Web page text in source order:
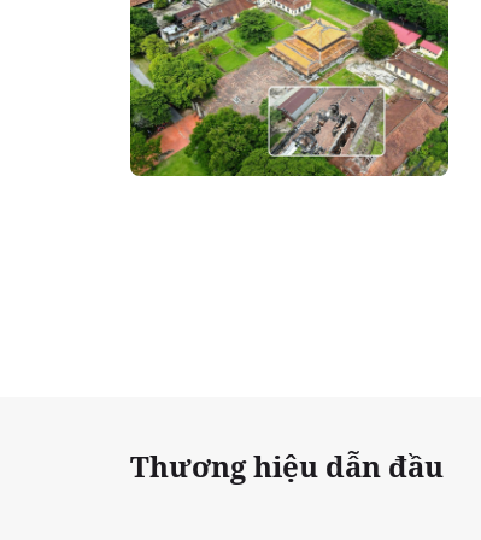
Thương hiệu dẫn đầu